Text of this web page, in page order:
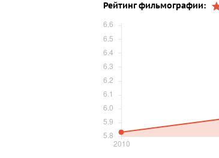
Рейтинг фильмографии: